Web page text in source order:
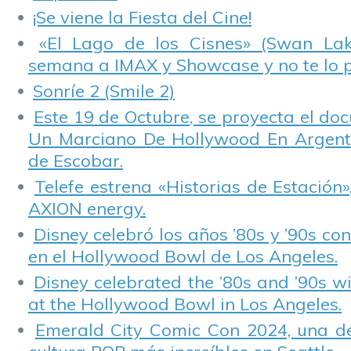
¡Se viene la Fiesta del Cine!
«El Lago de los Cisnes» (Swan
semana a IMAX y Showcase y no te lo
Sonríe 2 (Smile 2)
Este 19 de Octubre, se proyecta el
Un Marciano De Hollywood En
de Escobar.
Telefe estrena «Historias de
AXION energy.
Disney celebró los años ’80s y ’90s
en el Hollywood Bowl de Los Angeles.
Disney celebrated the ’80s and ’90s
at the Hollywood Bowl in Los Angeles.
Emerald City Comic Con 2024, una